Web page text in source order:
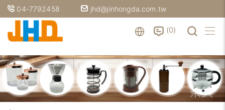
04-7792458 jhd@jinhongda.com.tw
0
茶具